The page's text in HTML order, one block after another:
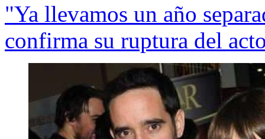
"Ya llevamos un año
confirma su ruptura del